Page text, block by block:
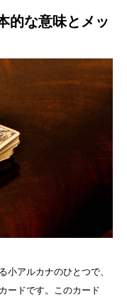
的な意味とメッ
小アルカナのひとつで、
ードです。このカード